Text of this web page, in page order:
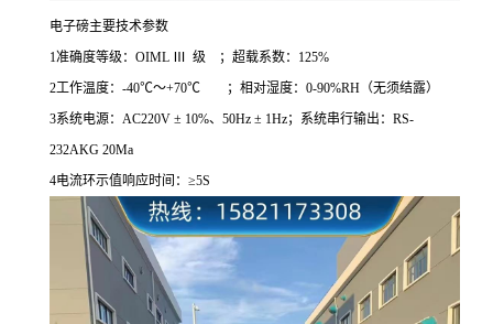
电子磅主要技术参数
1准确度等级：OIML Ⅲ 级 ；超载系数：125%
2工作温度：-40℃～+70℃ ；相对湿度：0-90%RH（无须结露）
3系统电源：AC220V ± 10%、50Hz ± 1Hz；系统串行输出：RS-
232AKG 20Ma
4电流环示值响应时间： ≥5S